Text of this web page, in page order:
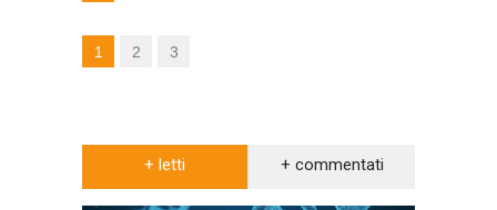
1 2 3
+ letti + commentati